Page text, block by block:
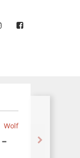
Wolf